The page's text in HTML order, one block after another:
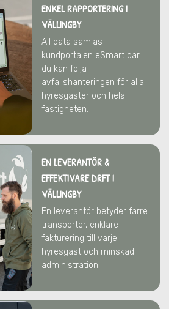
ENKEL RAPPORTERING I
VÄLLINGBY
All data samlas i
kundportalen eSmart där
du kan följa
avfallshanteringen för alla
hyresgäster och hela
fastigheten.
EN LEVERANTÖR &
EFFEKTIVARE DRFTI
VÄLLINGBY
En leverantör betyder färre
transporter, enklare
fakturering till varje
hyresgäst och minskad
administration.